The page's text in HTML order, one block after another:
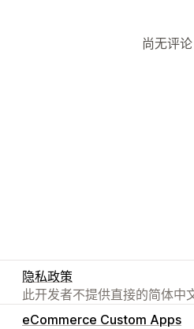
尚无评论
隐私政策
此开发者不提供直接的简体中
eCommerce Custom Apps